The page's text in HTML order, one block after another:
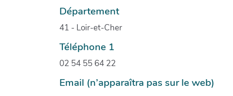
Département
41 - Loir-et-Cher
Téléphone 1
02 54 55 64 22
Email (n’apparaîtra pas sur le web)